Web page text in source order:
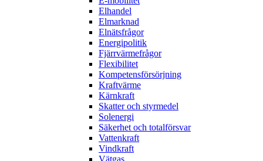
Elhandel
Elmarknad
Elnätsfrågor
Energipolitik
Fjärrvärmefrågor
Flexibilitet
Kompetensförsörjning
Kraftvärme
Kärnkraft
Skatter och styrmedel
Solenergi
Säkerhet och totalförsvar
Vattenkraft
Vindkraft